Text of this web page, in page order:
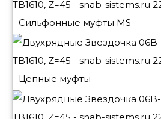
Сильфонные муфты MS
Цепные муфты